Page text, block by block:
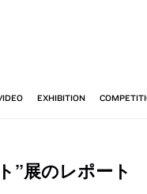
”展のレポート